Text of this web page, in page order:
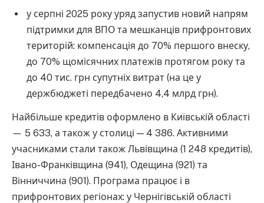
у серпні 2025 року уряд запустив новий напрям
підтримки для ВПО та мешканців прифронтових
територій: компенсація до 70% першого внеску,
до 70% щомісячних платежів протягом року та
до 40 тис. грн супутніх витрат (на це у
держбюджеті передбачено 4,4 млрд грн).
Найбільше кредитів оформлено в Київській області
— 5 633, а також у столиці — 4 386. Активними
учасниками стали також Львівщина (1 248 кредитів),
Івано-Франківщина (941), Одещина (921) та
Вінниччина (901). Програма працює і в
прифронтових регіонах: у Чернігівській області